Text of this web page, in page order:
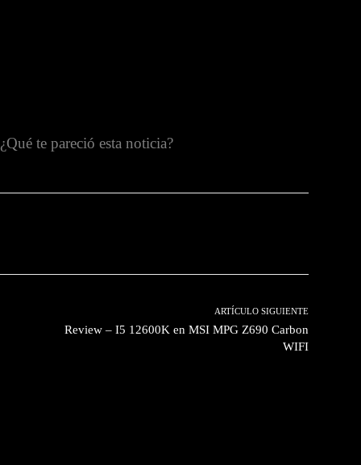
¿Qué te pareció esta noticia?
ARTÍCULO SIGUIENTE
Review – I5 12600K en MSI MPG Z690 Carbon
WIFI